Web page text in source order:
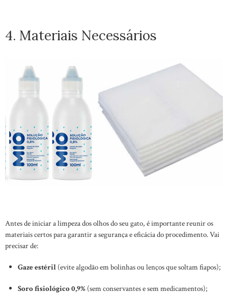
4. Materiais Necessários
Antes de iniciar a limpeza dos olhos do seu gato, é importante reunir os
materiais certos para garantir a segurança e eficácia do procedimento. Vai
precisar de:
Gaze estéril (evite algodão em bolinhas ou lenços que soltam fiapos);
Soro fisiológico 0,9% (sem conservantes e sem medicamentos);